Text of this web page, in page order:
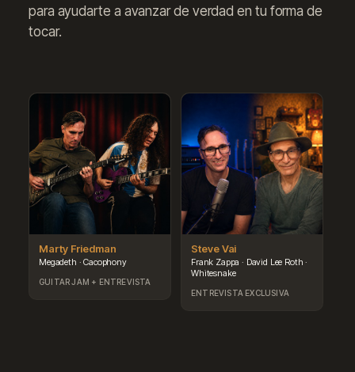
para ayudarte a avanzar de verdad en tu forma de
tocar.
Marty Friedman
Megadeth · Cacophony
GUITAR JAM + ENTREVISTA
Steve Vai
Frank Zappa · David Lee Roth ·
Whitesnake
ENTREVISTA EXCLUSIVA